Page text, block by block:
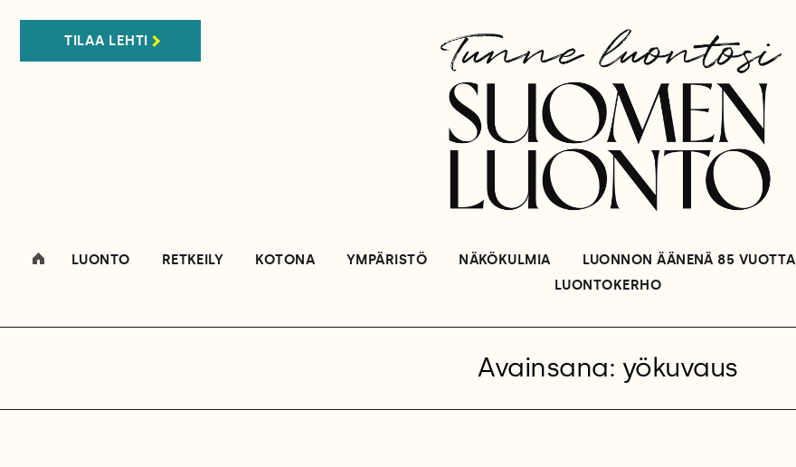
TILAA LEHTI
LUONTO RETKEILY KOTONA YMPÄRISTÖ NÄKÖKULMIA LUONNON ÄÄNENÄ 85 VUOTTA
LUONTOKERHO
Avainsana: yökuvaus